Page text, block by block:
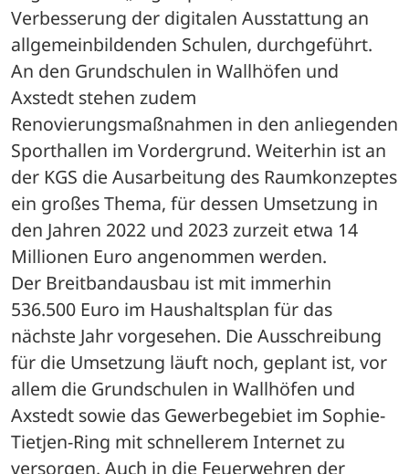
Verbesserung der digitalen Ausstattung an
allgemeinbildenden Schulen, durchgeführt.
An den Grundschulen in Wallhöfen und
Axstedt stehen zudem
Renovierungsmaßnahmen in den anliegenden
Sporthallen im Vordergrund. Weiterhin ist an
der KGS die Ausarbeitung des Raumkonzeptes
ein großes Thema, für dessen Umsetzung in
den Jahren 2022 und 2023 zurzeit etwa 14
Millionen Euro angenommen werden.
Der Breitbandausbau ist mit immerhin
536.500 Euro im Haushaltsplan für das
nächste Jahr vorgesehen. Die Ausschreibung
für die Umsetzung läuft noch, geplant ist, vor
allem die Grundschulen in Wallhöfen und
Axstedt sowie das Gewerbegebiet im Sophie-
Tietjen-Ring mit schnellerem Internet zu
versorgen. Auch in die Feuerwehren der